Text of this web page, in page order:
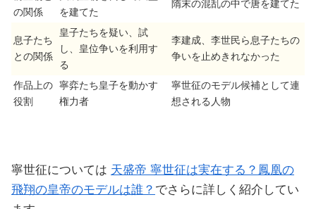
の関係
を建てた
隋末の混乱の中で唐を建てた
息子たち
との関係
皇子たちを疑い、試
し、皇位争いを利用す
る
李建成、李世民ら息子たちの
争いを止めきれなかった
作品上の
役割
寧弈たち皇子を動かす
権力者
寧世征のモデル候補として連
想される人物
寧世征については 天盛帝 寧世征は実在する？鳳凰の
飛翔の皇帝のモデルは誰？ でさらに詳しく紹介してい